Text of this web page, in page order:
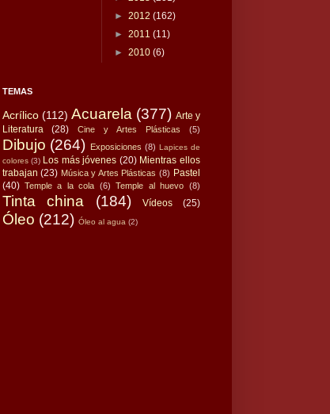
► 2012 (162)
► 2011 (11)
► 2010 (6)
TEMAS
Acrílico (112) Acuarela (377) Arte y
Literatura
(28) Cine y Artes Plásticas (5)
Dibujo (264) Exposiciones (8) Lapices de
colores (3) Los más jóvenes (20) Mientras ellos
trabajan (23) Música y Artes Plásticas (8) Pastel
(40) Temple a la cola (6) Temple al huevo (8)
Tinta china (184) Vídeos (25)
Óleo (212) Óleo al agua (2)